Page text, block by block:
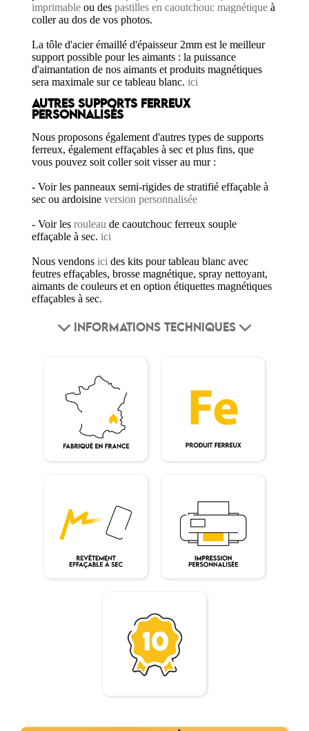
imprimable ou despastilles en caoutchouc magnétique à
coller au dos de vos photos.
La tôle d'acier émaillé d'épaisseur 2mm est le meilleur
support possible pour les aimants : la puissance
d'aimantation de nos aimants et produits magnétiques
sera maximale sur ce tableau blanc.ici
AUTRES SUPPORTS FERREUX
PERSONNALISÉS
Nous proposons également d'autres types de supports
ferreux, également effaçables à sec et plus fins, que
vous pouvez soit coller soit visser au mur :
- Voir les panneaux semi-rigides de stratifié effaçable à
sec ou ardoisineversion personnalisée
- Voir lesrouleau de caoutchouc ferreux souple
effaçable à sec.ici
Nous vendonsici des kits pour tableau blanc avec
feutres effaçables, brosse magnétique, spray nettoyant,
aimants de couleurs et en option étiquettes magnétiques
effaçables à sec.
INFORMATIONS TECHNIQUES